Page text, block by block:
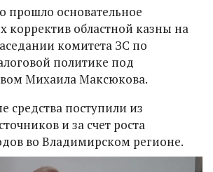
прошло основательное
корректив областной казны на
комитета ЗС по
политике под
Михаила Максюкова.
средства поступили из
и за счет роста
во Владимирском регионе.